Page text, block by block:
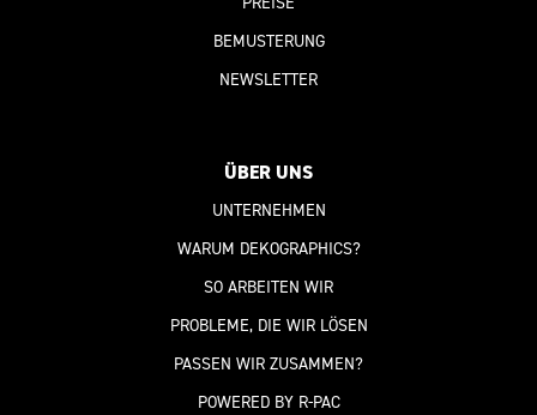
BEMUSTERUNG
NEWSLETTER
ÜBER UNS
UNTERNEHMEN
WARUM DEKOGRAPHICS?
SO ARBEITEN WIR
PROBLEME, DIE WIR LÖSEN
PASSEN WIR ZUSAMMEN?
POWERED BY R-PAC